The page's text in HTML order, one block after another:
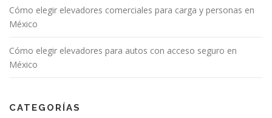
Cómo elegir elevadores comerciales para carga y personas en
México
Cómo elegir elevadores para autos con acceso seguro en
México
CATEGORÍAS